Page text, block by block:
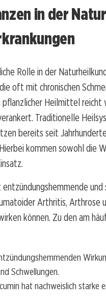
in der
Rolle in der
oft mit chronischen
pflanzlicher Heilmittel reicht
Traditionelle
bereits seit
kommen sowohl die
Arthritis, Arthrose
können. Zu den am
Schwellungen.
hat nachweislich starke